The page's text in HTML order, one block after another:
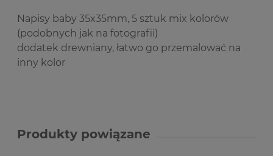
Napisy baby 35x35mm, 5 sztuk mix kolorów
(podobnych jak na fotografii)
dodatek drewniany, łatwo go przemalować na
inny kolor
Produkty powiązane